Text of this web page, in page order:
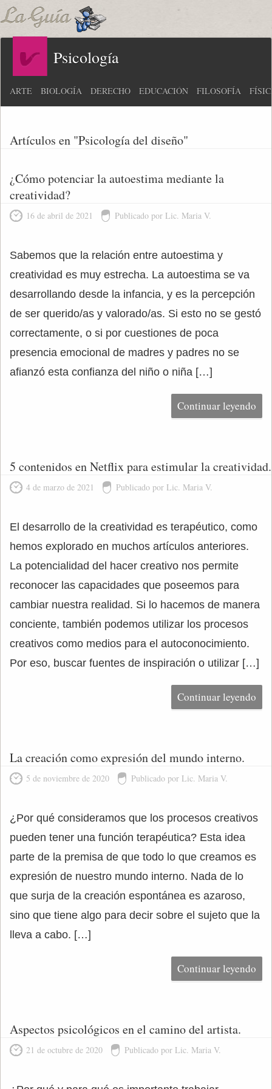
Psicología
ARTE BIOLOGÍA DERECHO EDUCACIÓN FILOSOFÍA
Artículos en "Psicología del diseño"
¿Cómo potenciar la autoestima mediante la
creatividad?
16 de abril de 2021 Publicado por Lic. Maria V.
Sabemos que la relación entre autoestima y
creatividad es muy estrecha. La autoestima se va
desarrollando desde la infancia, y es la percepción
de ser querido/as y valorado/as. Si esto no se gestó
correctamente, o si por cuestiones de poca
presencia emocional de madres y padres no se
afianzó esta confianza del niño o niña […]
Continuar leyendo
5 contenidos en Netflix para estimular la creatividad.
4 de marzo de 2021 Publicado por Lic. Maria V.
El desarrollo de la creatividad es terapéutico, como
hemos explorado en muchos artículos anteriores.
La potencialidad del hacer creativo nos permite
reconocer las capacidades que poseemos para
cambiar nuestra realidad. Si lo hacemos de manera
conciente, también podemos utilizar los procesos
creativos como medios para el autoconocimiento.
Por eso, buscar fuentes de inspiración o utilizar […]
Continuar leyendo
La creación como expresión del mundo interno.
5 de noviembre de 2020 Publicado por Lic. Maria V.
¿Por qué consideramos que los procesos creativos
pueden tener una función terapéutica? Esta idea
parte de la premisa de que todo lo que creamos es
expresión de nuestro mundo interno. Nada de lo
que surja de la creación espontánea es azaroso,
sino que tiene algo para decir sobre el sujeto que la
lleva a cabo. […]
Continuar leyendo
Aspectos psicológicos en el camino del artista.
21 de octubre de 2020 Publicado por Lic. Maria V.